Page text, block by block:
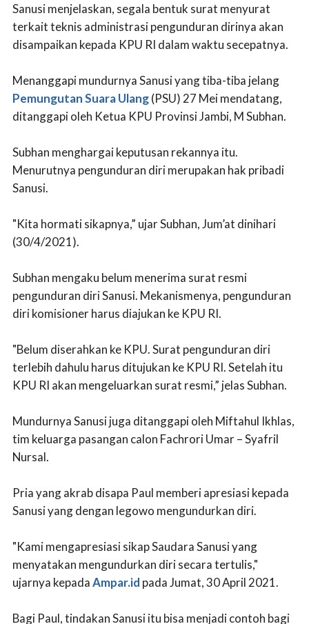
Sanusi menjelaskan, segala bentuk surat menyurat
terkait teknis administrasi pengunduran dirinya akan
disampaikan kepada KPU RI dalam waktu secepatnya.
Menanggapi mundurnya Sanusi yang tiba-tiba jelang
Pemungutan Suara Ulang(PSU) 27 Mei mendatang,
ditanggapi oleh Ketua KPU Provinsi Jambi, M Subhan.
Subhan menghargai keputusan rekannya itu.
Menurutnya pengunduran diri merupakan hak pribadi
Sanusi.
"Kita hormati sikapnya,” ujar Subhan, Jum’at dinihari
(30/4/2021).
Subhan mengaku belum menerima surat resmi
pengunduran diri Sanusi. Mekanismenya, pengunduran
diri komisioner harus diajukan ke KPU RI.
"Belum diserahkan ke KPU. Surat pengunduran diri
terlebih dahulu harus ditujukan ke KPU RI. Setelah itu
KPU RI akan mengeluarkan surat resmi,” jelas Subhan.
Mundurnya Sanusi juga ditanggapi oleh Miftahul Ikhlas,
tim keluarga pasangan calon Fachrori Umar – Syafril
Nursal.
Pria yang akrab disapa Paul memberi apresiasi kepada
Sanusi yang dengan legowo mengundurkan diri.
"Kami mengapresiasi sikap Saudara Sanusi yang
menyatakan mengundurkan diri secara tertulis,"
ujarnya kepadaAmpar.id pada Jumat, 30 April 2021.
Bagi Paul, tindakan Sanusi itu bisa menjadi contoh bagi